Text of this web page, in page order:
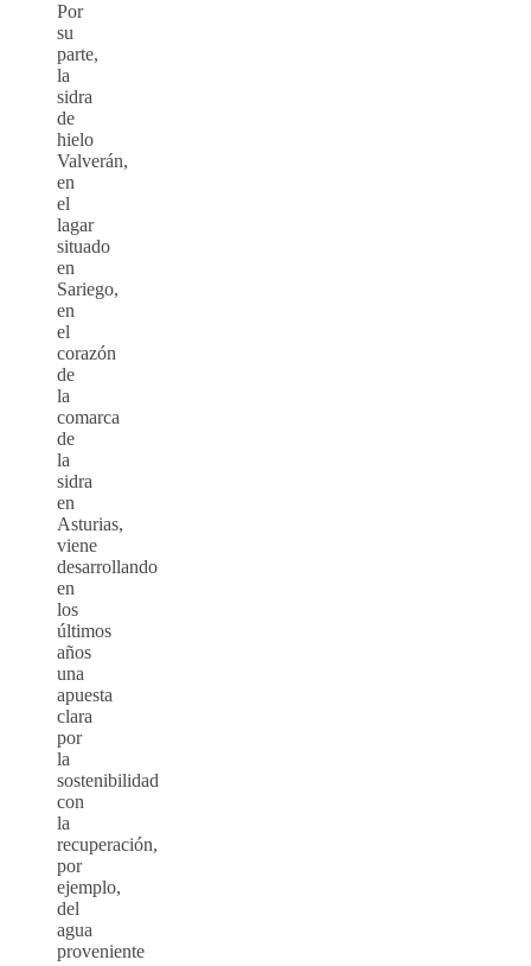
Por
su
parte,
la
sidra
de
hielo
Valverán,
en
el
lagar
situado
en
Sariego,
en
el
corazón
de
la
comarca
de
la
sidra
en
Asturias,
viene
desarrollando
en
los
últimos
años
una
apuesta
clara
por
la
sostenibilidad
con
la
recuperación,
por
ejemplo,
del
agua
proveniente